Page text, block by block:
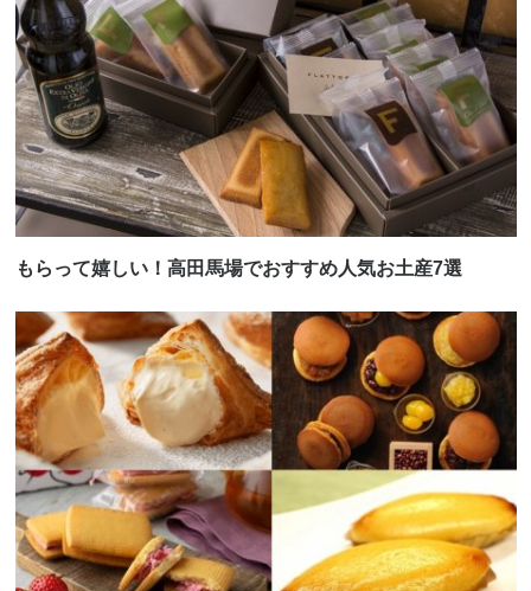
もらって嬉しい！高田馬場でおすすめ人気お土産7選